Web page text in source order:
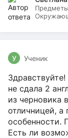
У Ученик
не сдала 2
из черновика
отличницей, а
особенности.
Есть ли